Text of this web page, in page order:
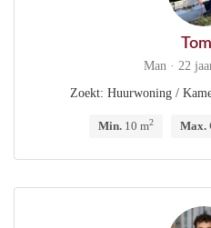
Man · 22
Zoekt: Huurwoning /
Min.10 m2 Max.